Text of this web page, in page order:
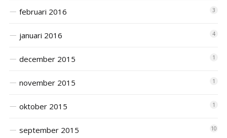
februari 2016 3
januari 2016 4
december 2015 1
november 2015 1
oktober 2015 1
september 2015 10